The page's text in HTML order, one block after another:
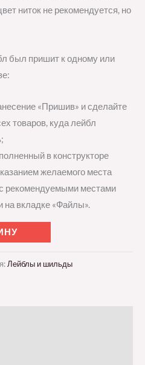
ниток не рекомендуется, но
был пришит к одному или
«Пришив» и сделайте
товаров, куда лейбл
в конструкторе
желаемого места
рекомендуемыми местами
на вкладке «Файлы».
Лейблы и шильды